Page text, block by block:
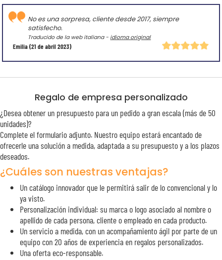
Emilia(21 de abril 2023)
No es una sorpresa, cliente desde 2017, siempre
satisfecho.
Traducido de la web italiana - idioma original
Regalo de empresa personalizado
¿Desea obtener un presupuesto para un pedido a gran escala (más de 50
unidades)?
Complete el formulario adjunto. Nuestro equipo estará encantado de
ofrecerle una solución a medida, adaptada a su presupuesto y a los plazos
deseados.
¿Cuáles son nuestras ventajas?
Un catálogo innovador que le permitirá salir de lo convencional y lo
ya visto.
Personalización individual: su marca o logo asociado al nombre o
apellido de cada persona, cliente o empleado en cada producto.
Un servicio a medida, con un acompañamiento ágil por parte de un
equipo con 20 años de experiencia en regalos personalizados.
Una oferta eco-responsable.